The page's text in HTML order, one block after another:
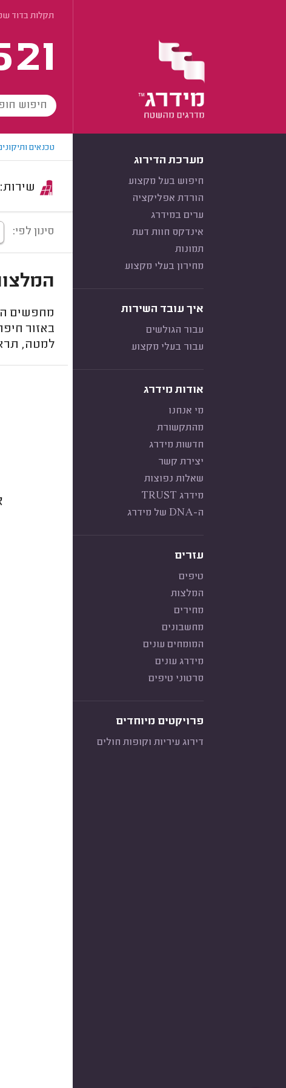
תקלות בדוד
מערכת הדירוג
חיפוש בעל מקצוע
הורדת אפליקציה
ערים במידרג
אינדקס חוות דעת
תמונות
מחירון בעלי מקצוע
איך עובד השירות
עבור הגולשים
עבור בעלי מקצוע
אודות מידרג
מי אנחנו
מהתקשורת
חדשות מידרג
יצירת קשר
שאלות נפוצות
מידרג TRUST
ה-DNA של מידרג
עזרים
טיפים
המלצות
מחירים
מחשבונים
המומחים עונים
מידרג עונים
סרטוני טיפים
פרויקטים מיוחדים
דירוג עיריות וקופות חולים
טכנאים
סינון לפי:
מחפשים
באזור
למטה,